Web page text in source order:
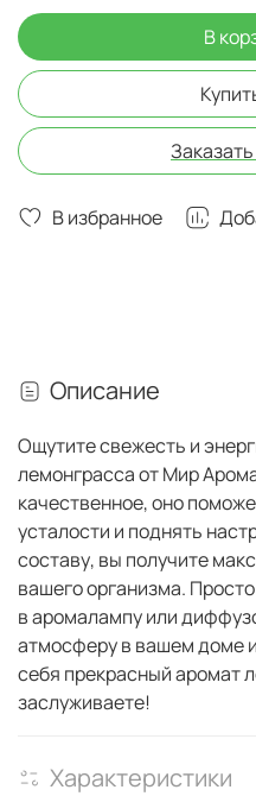
В избранное
В
Описание
Ощутите свежесть и
лемонграсса от Мир
качественное, оно
усталости и поднять
составу, вы получите
вашего организма.
в аромалампу или
атмосферу в вашем доме
себя прекрасный аромат
заслуживаете!
Характеристики